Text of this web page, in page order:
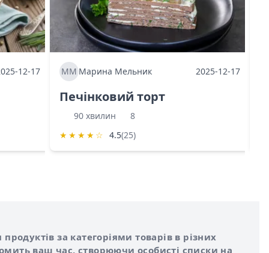
12-17 МММарина Мельник 2025-12-17
Печінковий торт
90 хвилин
8
★ ★ ★ ★ ☆ 4.5(25)
за категоріями товарів в різних
ваш час, створюючи особисті списки на